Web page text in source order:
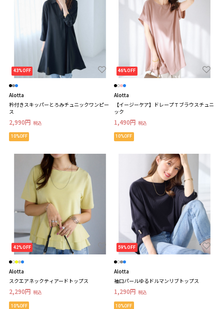
43%OFF
Alotta
衿付きスキッパーとろみチュニックワンピー
ス
2,990円 税込
10%OFF
46%OFF
Alotta
【イージーケア】ドレープＴブラウスチュニ
ック
1,490円 税込
10%OFF
42%OFF
Alotta
スクエアネックティアードトップス
2,290円 税込
10%OFF
59%OFF
Alotta
袖口パールゆるドルマンリブトップス
1,290円 税込
10%OFF